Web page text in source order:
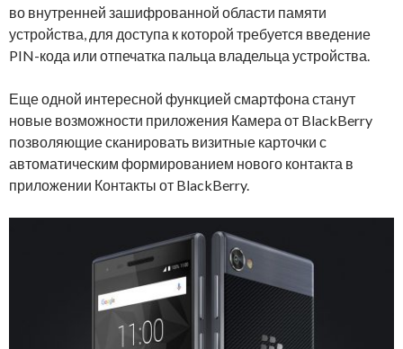
во внутренней зашифрованной области памяти
устройства, для доступа к которой требуется введение
PIN-кода или отпечатка пальца владельца устройства.
Еще одной интересной функцией смартфона станут
новые возможности приложения Камера от BlackBerry
позволяющие сканировать визитные карточки с
автоматическим формированием нового контакта в
приложении Контакты от BlackBerry.